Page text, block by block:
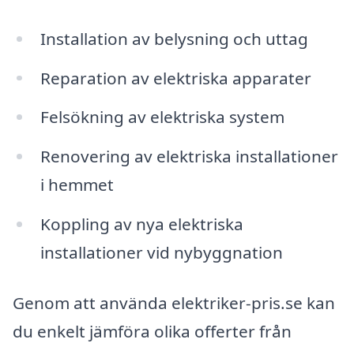
Installation av belysning och uttag
Reparation av elektriska apparater
Felsökning av elektriska system
Renovering av elektriska installationer
i hemmet
Koppling av nya elektriska
installationer vid nybyggnation
Genom att använda elektriker-pris.se kan
du enkelt jämföra olika offerter från